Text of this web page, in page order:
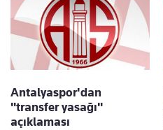
Antalyaspor'dan
"transfer yasağı"
açıklaması